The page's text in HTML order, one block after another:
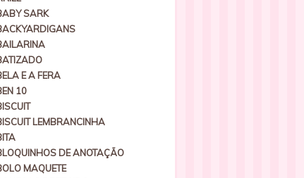
SARK
E A FERA
10
LEMBRANCINHA
DE ANOTAÇÃO
MAQUETE